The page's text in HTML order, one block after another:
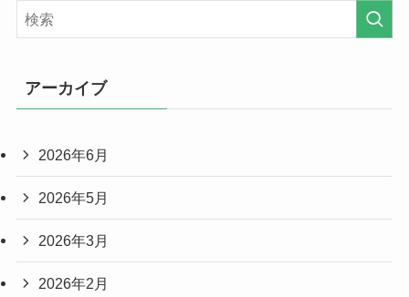
アーカイブ
2026年6月
2026年5月
2026年3月
2026年2月